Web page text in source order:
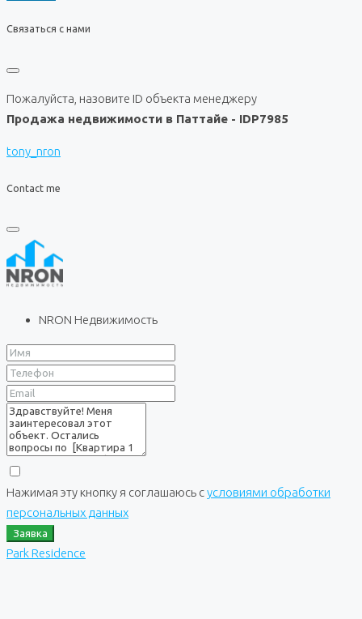
Связаться с нами
Пожалуйста, назовите ID объекта менеджеру
Продажа недвижимости в Паттайе - IDP7985
tony_nron
Contact me
NRON Недвижимость
Нажимая эту кнопку я соглашаюсь сусловиями обработки
персональных данных
Заявка
Park Residence